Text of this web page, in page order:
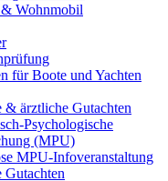
Wohnmobil
für Boote und Yachten
& ärztliche Gutachten
Psychologische
(MPU)
MPU-Infoveranstaltung
Gutachten